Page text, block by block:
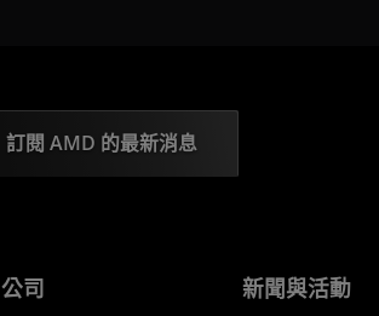
訂閱 AMD 的最新消息
公司 新聞與活動